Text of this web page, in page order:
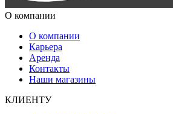
О компании
О компании
Карьера
Аренда
Контакты
Наши магазины
КЛИЕНТУ